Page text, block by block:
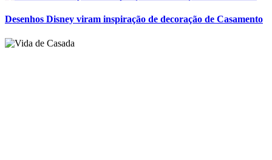
Desenhos Disney viram inspiração de decoração de Casamento